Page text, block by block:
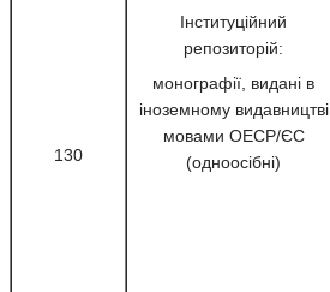
130
Інституційний
репозиторій:
монографії, видані в
іноземному видавництві
мовами ОЕСР/ЄС
(одноосібні)